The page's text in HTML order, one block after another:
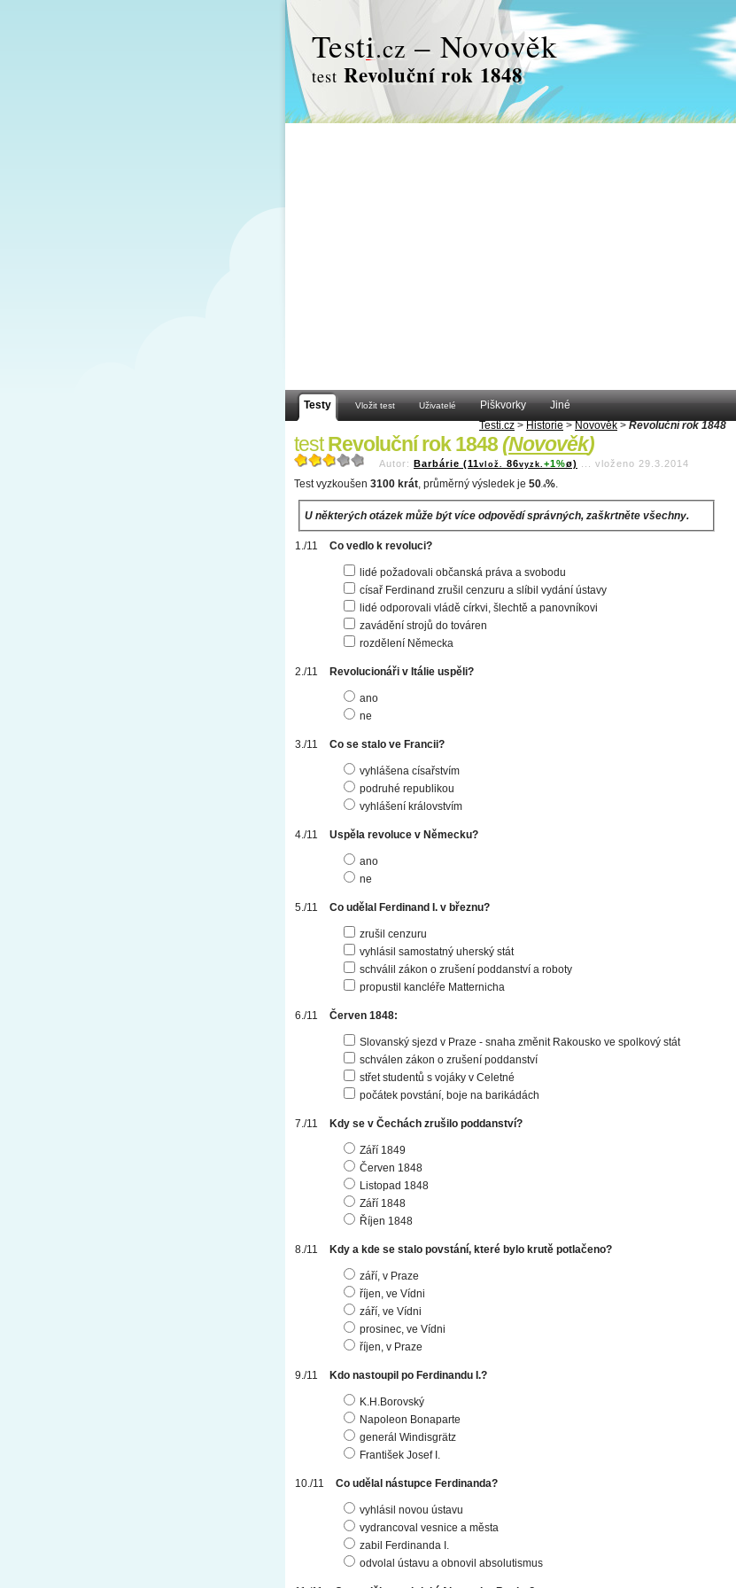
Testi.cz – Novověk
test Revoluční rok 1848
Testy Vložit test Uživatelé Piškvorky
Jiné
Testi.cz > Historie > Novověk > Revoluční rok 1848
testRevoluční rok 1848(Novověk)
Autor: Barbárie (11vlož. 86vyzk. +1%ø) vloženo 29.3.2014
Test vyzkoušen 3100 krát, průměrný výsledek je 50 .4%.
U některých otázek může být více odpovědí správných, zaškrtněte všechny.
Co vedlo k revoluci?
lidé požadovali občanská práva a svobodu
císař Ferdinand zrušil cenzuru a slíbil vydání ústavy
lidé odporovali vládě církvi, šlechtě a panovníkovi
zavádění strojů do továren
rozdělení Německa
Revolucionáři v Itálie uspěli?
ano
ne
Co se stalo ve Francii?
vyhlášena císařstvím
podruhé republikou
vyhlášení královstvím
Uspěla revoluce v Německu?
ano
ne
Co udělal Ferdinand I. v březnu?
zrušil cenzuru
vyhlásil samostatný uherský stát
schválil zákon o zrušení poddanství a roboty
propustil kancléře Matternicha
Červen 1848:
Slovanský sjezd v Praze - snaha změnit Rakousko ve spolkový stát
schválen zákon o zrušení poddanství
střet studentů s vojáky v Celetné
počátek povstání, boje na barikádách
Kdy se v Čechách zrušilo poddanství?
Září 1849
Červen 1848
Listopad 1848
Září 1848
Říjen 1848
Kdy a kde se stalo povstání, které bylo krutě potlačeno?
září, v Praze
říjen, ve Vídni
září, ve Vídni
prosinec, ve Vídni
říjen, v Praze
Kdo nastoupil po Ferdinandu I.?
K.H.Borovský
Napoleon Bonaparte
generál Windisgrätz
František Josef I.
Co udělal nástupce Ferdinanda?
vyhlásil novou ústavu
vydrancoval vesnice a města
zabil Ferdinanda I.
odvolal ústavu a obnovil absolutismus